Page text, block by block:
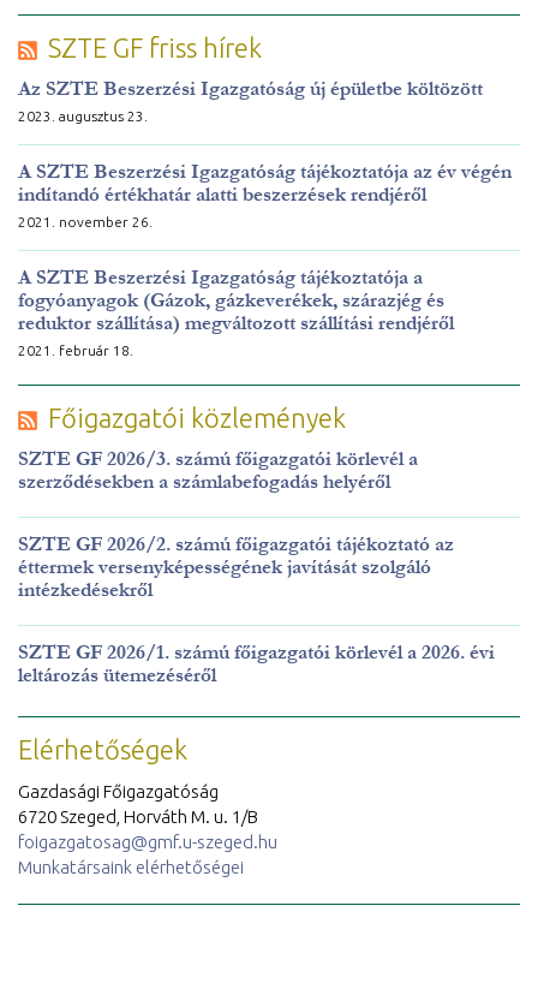
SZTE GF friss hírek
Az SZTE Beszerzési Igazgatóság új épületbe költözött
2023. augusztus 23.
A SZTE Beszerzési Igazgatóság tájékoztatója az év végén
indítandó értékhatár alatti beszerzések rendjéről
2021. november 26.
A SZTE Beszerzési Igazgatóság tájékoztatója a
fogyóanyagok (Gázok, gázkeverékek, szárazjég és
reduktor szállítása) megváltozott szállítási rendjéről
2021. február 18.
Főigazgatói közlemények
SZTE GF 2026/3. számú főigazgatói körlevél a
szerződésekben a számlabefogadás helyéről
SZTE GF 2026/2. számú főigazgatói tájékoztató az
éttermek versenyképességének javítását szolgáló
intézkedésekről
SZTE GF 2026/1. számú főigazgatói körlevél a 2026. évi
leltározás ütemezéséről
Elérhetőségek
Gazdasági Főigazgatóság
6720 Szeged, Horváth M. u. 1/B
foigazgatosag@gmf.u-szeged.hu
Munkatársaink elérhetőségei